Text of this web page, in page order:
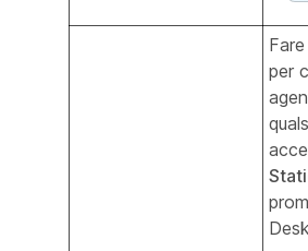
per